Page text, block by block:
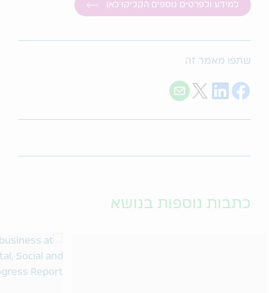
למידע ולפרטים נוספים הקליקו כאן
שתפו מאמר זה
Share on Facebook
Share on LinkedIn
Share on Twitter
Share with E-mail
כתבות נוספות בנושא